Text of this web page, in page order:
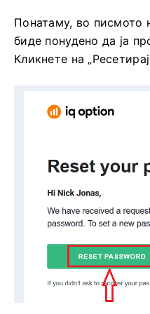
Понатаму, во писмото
биде понудено да ја
Кликнете на